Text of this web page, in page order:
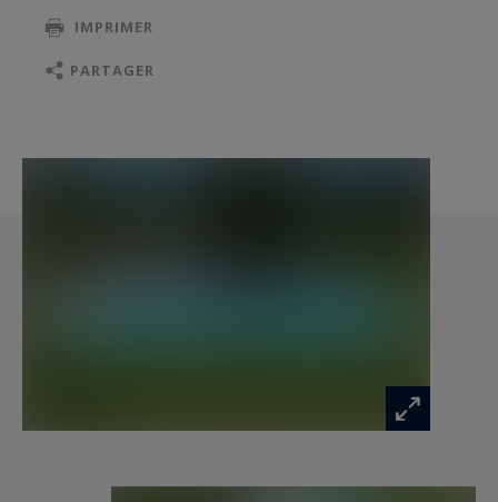
ce niveau, deux superbes suites avec dressing et
salles de bains luxueusement équipées
Le sous-sol total d’environ 150 m² offre un
confort rare : garage double, cave, cave à vin,
IMPRIMER
PARTAGER